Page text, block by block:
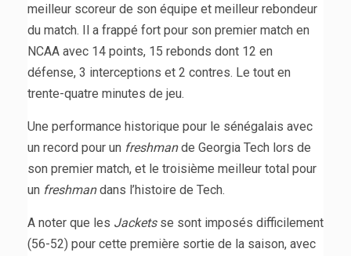
meilleur scoreur de son équipe et meilleur rebondeur
du match. Il a frappé fort pour son premier match en
NCAA avec 14 points, 15 rebonds dont 12 en
défense, 3 interceptions et 2 contres. Le tout en
trente-quatre minutes de jeu.
Une performance historique pour le sénégalais avec
un record pour un freshmande Georgia Tech lors de
son premier match, et le troisième meilleur total pour
un freshmandans l’histoire de Tech.
A noter que les Jackets se sont imposés difficilement
(56-52) pour cette première sortie de la saison, avec